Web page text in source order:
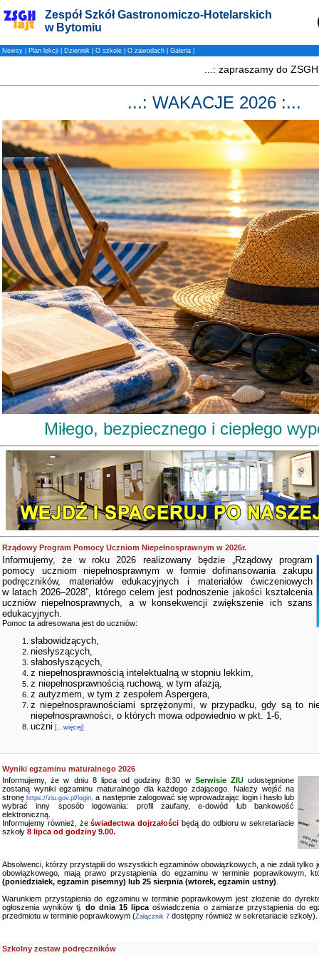
Zespół Szkół Gastronomiczo-Hotelarskich
w Bytomiu
Newsy Plan lekcji Dziennik O szkole O zawodach Galeria
...: WAKACJE 2026 :...
Miłego, bezpiecznego i ciepłego
Rządowy Program Pomocy Uczniom Niepełnosprawnym w 2026r.
Informujemy, że w roku 2026 realizowany będzie „Rządowy program
pomocy uczniom niepełnosprawnym w formie dofinansowania zakupu
podręczników, materiałów edukacyjnych i materiałów ćwiczeniowych
w latach 2026–2028”, którego celem jest podnoszenie jakości kształcenia
uczniów niepełnosprawnych, a w konsekwencji zwiększenie ich szans
edukacyjnych.
Pomoc ta adresowana jest do uczniów:
słabowidzących,
niesłyszących,
słabosłyszących,
z niepełnosprawnością intelektualną w stopniu lekkim,
z niepełnosprawnością ruchową, w tym afazją,
z autyzmem, w tym z zespołem Aspergera,
z niepełnosprawnościami sprzężonymi, w przypadku, gdy są to
niepełnosprawności, o których mowa odpowiednio w pkt. 1-6,
uczni [...więcej]
Wyniki egzaminu maturalnego 2026
Informujemy, że w dniu 8 lipca od godziny 8:30 w Serwisie ZIU udostępnione
zostaną wyniki egzaminu maturalnego dla każdego zdającego. Należy wejść na
stronęhttps://ziu.gov.pl/login, a następnie zalogować się wprowadzając login i hasło lub
wybrać inny sposób logowania: profil zaufany, e-dowód lub bankowość
elektroniczną.
Informujemy również, żeświadectwa dojrzałości będą do odbioru w sekretariacie
szkoły 8 lipca od godziny 9.00.
Absolwenci, którzy przystąpili do wszystkich egzaminów obowiązkowych, a nie zdali tylko
obowiązkowego, mają prawo przystąpienia do egzaminu w terminie poprawkowym,
(poniedziałek, egzamin pisemny) lub 25 sierpnia (wtorek, egzamin ustny)
Warunkiem przystąpienia do egzaminu w terminie poprawkowym jest złożenie do
ogłoszenia wyników tj.do dnia 15 lipca oświadczenia o zamiarze przystąpienia do
przedmiotu w terminie poprawkowym (Załącznik 7 dostępny również w sekretariacie szkoły).
Szkolny zestaw podręczników